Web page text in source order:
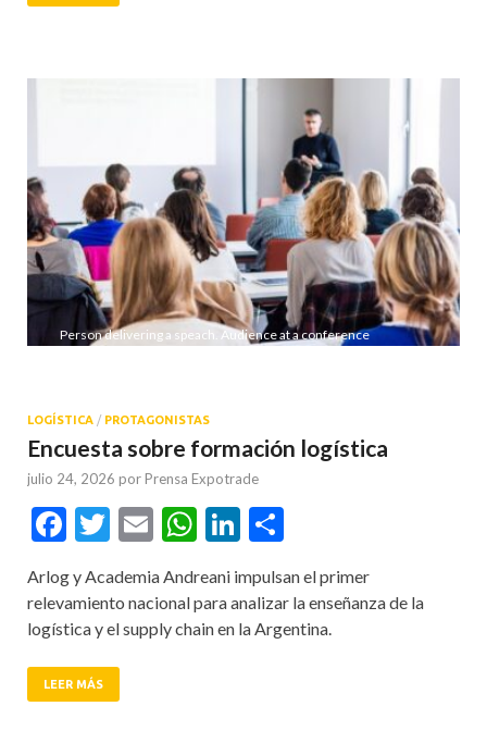
Person delivering a speach. Audience at a conference
LOGÍSTICA / PROTAGONISTAS
Encuesta sobre formación logística
julio 24, 2026 por Prensa Expotrade
Facebook
Twitter
EmailWhatsApp
LinkedIn
Arlog y Academia Andreani impulsan el primer
relevamiento nacional para analizar la enseñanza de la
logística y el supply chain en la Argentina.
LEER MÁS